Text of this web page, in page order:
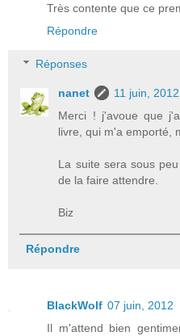
Très contente que ce
Répondre
Réponses
nanet
11 juin, 2012
Merci ! j'avoue que
livre, qui m'a emporté,
La suite sera sous
de la faire attendre.
Biz
Répondre
BlackWolf 07 juin, 2012
Il m'attend bien